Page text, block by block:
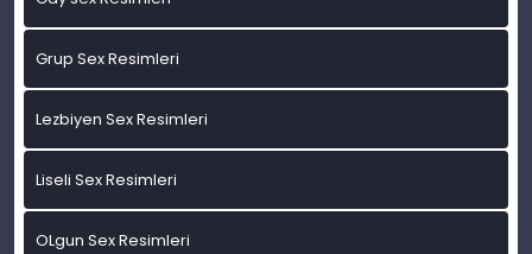
Grup Sex Resimleri
Lezbiyen Sex Resimleri
Liseli Sex Resimleri
OLgun Sex Resimleri